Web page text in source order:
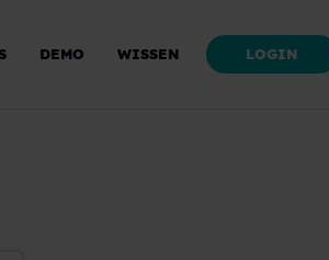
DEMO WISSEN LOGIN